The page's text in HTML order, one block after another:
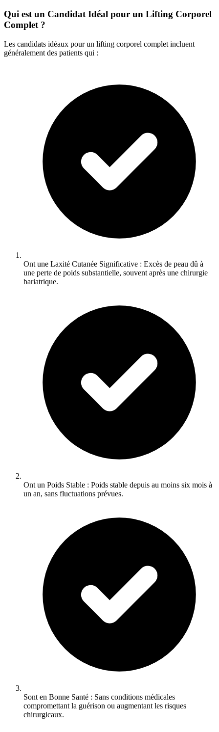
Qui est un Candidat Idéal pour un Lifting Corporel
Complet ?
Les candidats idéaux pour un lifting corporel complet incluent
généralement des patients qui :
Ont une Laxité Cutanée Significative : Excès de peau dû à
une perte de poids substantielle, souvent après une chirurgie
bariatrique.
Ont un Poids Stable : Poids stable depuis au moins six mois à
un an, sans fluctuations prévues.
Sont en Bonne Santé : Sans conditions médicales
compromettant la guérison ou augmentant les risques
chirurgicaux.